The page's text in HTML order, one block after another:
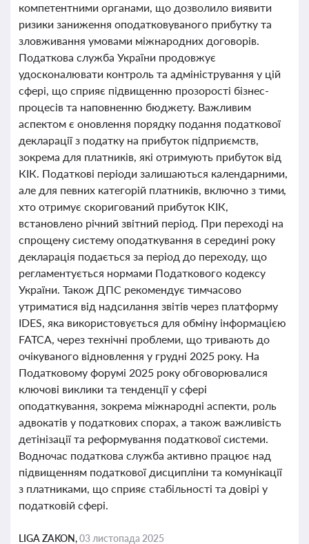
компетентними органами, що дозволило виявити
ризики заниження оподатковуваного прибутку та
зловживання умовами міжнародних договорів.
Податкова служба України продовжує
удосконалювати контроль та адміністрування у цій
сфері, що сприяє підвищенню прозорості бізнес-
процесів та наповненню бюджету. Важливим
аспектом є оновлення порядку подання податкової
декларації з податку на прибуток підприємств,
зокрема для платників, які отримують прибуток від
КІК. Податкові періоди залишаються календарними,
але для певних категорій платників, включно з тими,
хто отримує скоригований прибуток КІК,
встановлено річний звітний період. При переході на
спрощену систему оподаткування в середині року
декларація подається за період до переходу, що
регламентується нормами Податкового кодексу
України. Також ДПС рекомендує тимчасово
утриматися від надсилання звітів через платформу
IDES, яка використовується для обміну інформацією
FATCA, через технічні проблеми, що тривають до
очікуваного відновлення у грудні 2025 року. На
Податковому форумі 2025 року обговорювалися
ключові виклики та тенденції у сфері
оподаткування, зокрема міжнародні аспекти, роль
адвокатів у податкових спорах, а також важливість
детінізації та реформування податкової системи.
Водночас податкова служба активно працює над
підвищенням податкової дисципліни та комунікації
з платниками, що сприяє стабільності та довірі у
податковій сфері.
LIGA ZAKON,03 листопада 2025